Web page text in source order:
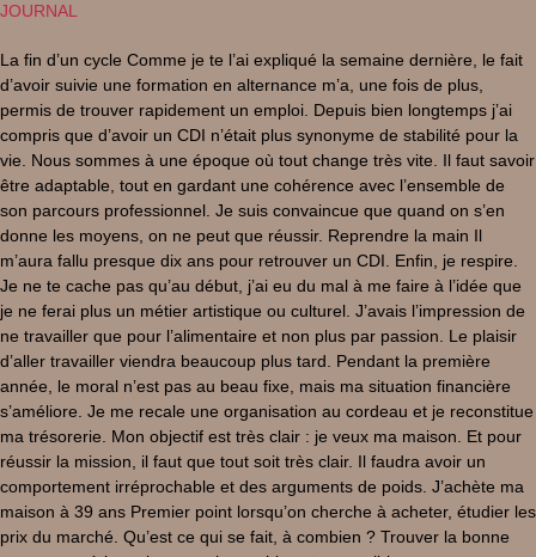
JOURNAL
La fin d’un cycle Comme je te l’ai expliqué la semaine dernière, le fait
d’avoir suivie une formation en alternance m’a, une fois de plus,
permis de trouver rapidement un emploi. Depuis bien longtemps j’ai
compris que d’avoir un CDI n’était plus synonyme de stabilité pour la
vie. Nous sommes à une époque où tout change très vite. Il faut savoir
être adaptable, tout en gardant une cohérence avec l’ensemble de
son parcours professionnel. Je suis convaincue que quand on s’en
donne les moyens, on ne peut que réussir. Reprendre la main Il
m’aura fallu presque dix ans pour retrouver un CDI. Enfin, je respire.
Je ne te cache pas qu’au début, j’ai eu du mal à me faire à l’idée que
je ne ferai plus un métier artistique ou culturel. J’avais l’impression de
ne travailler que pour l’alimentaire et non plus par passion. Le plaisir
d’aller travailler viendra beaucoup plus tard. Pendant la première
année, le moral n’est pas au beau fixe, mais ma situation financière
s’améliore. Je me recale une organisation au cordeau et je reconstitue
ma trésorerie. Mon objectif est très clair : je veux ma maison. Et pour
réussir la mission, il faut que tout soit très clair. Il faudra avoir un
comportement irréprochable et des arguments de poids. J’achète ma
maison à 39 ans Premier point lorsqu’on cherche à acheter, étudier les
prix du marché. Qu’est ce qui se fait, à combien ? Trouver la bonne